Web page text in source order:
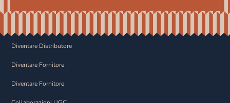
Diventare Distributore
Diventare Fornitore
Diventare Fornitore